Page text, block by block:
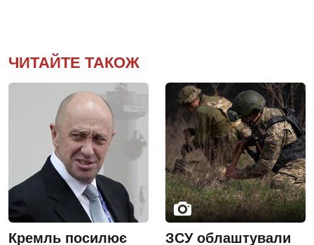
ЧИТАЙТЕ ТАКОЖ
Кремль посилює
ЗСУ облаштували